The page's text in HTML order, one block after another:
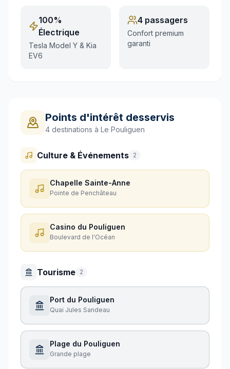
100%
Électrique
Tesla Model Y & Kia
EV6
4 passagers
Confort premium
garanti
Points d'intérêt desservis
4 destinations à Le Pouliguen
Culture & Événements 2
Chapelle Sainte-Anne
Pointe de Penchâteau
Casino du Pouliguen
Boulevard de l'Océan
Tourisme 2
Port du Pouliguen
Quai Jules Sandeau
Plage du Pouliguen
Grande plage